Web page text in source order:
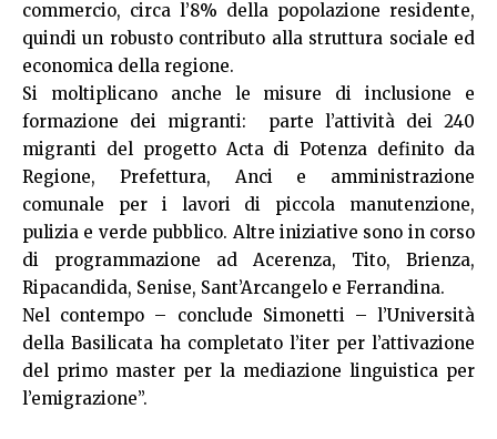
commercio, circa l’8% della popolazione residente,
quindi un robusto contributo alla struttura sociale ed
economica della regione.
Si moltiplicano anche le misure di inclusione e
formazione dei migranti: parte l’attività dei 240
migranti del progetto Acta di Potenza definito da
Regione, Prefettura, Anci e amministrazione
comunale per i lavori di piccola manutenzione,
pulizia e verde pubblico. Altre iniziative sono in corso
di programmazione ad Acerenza, Tito, Brienza,
Ripacandida, Senise, Sant’Arcangelo e Ferrandina.
Nel contempo – conclude Simonetti – l’Università
della Basilicata ha completato l’iter per l’attivazione
del primo master per la mediazione linguistica per
l’emigrazione”.